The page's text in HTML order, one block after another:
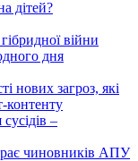
дітей?
війни
дня
нових загроз, які
контенту
–
чиновників АПУ